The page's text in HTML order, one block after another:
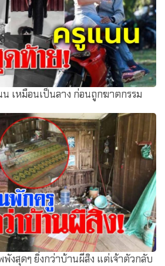
เหมือนเป็นลาง ก่อนถูกฆาตกรรม
งสุดๆ ยิ่งกว่าบ้านผีสิง แต่เจ้าตัวกลับ